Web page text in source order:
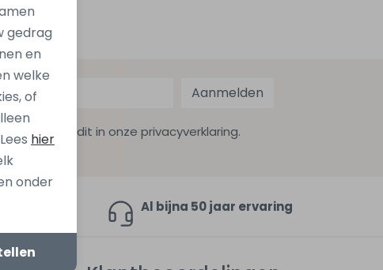
Aanmelden
Bekijk dit in onze privacyverklaring.
Al bijna 50 jaar ervaring
gedrag
en
welke
of
hier
onder